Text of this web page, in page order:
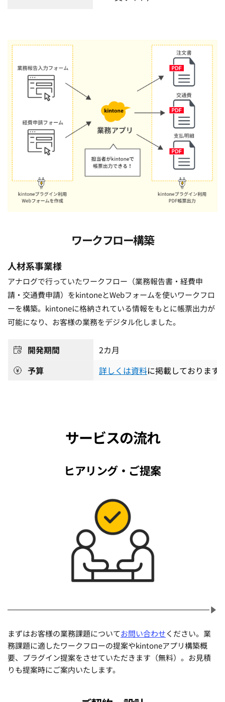
ワークフロー構築
人材系事業様
アナログで行っていたワークフロー（業務報告書・経費申
請・交通費申請）をkintoneとWebフォームを使いワークフロ
ーを構築。kintoneに格納されている情報をもとに帳票出力が
可能になり、お客様の業務をデジタル化しました。
開発期間 2カ月
予算
詳しくは資料に掲載しております
サービスの流れ
ヒアリング・ご提案
まずはお客様の業務課題についてお問い合わせください。業
務課題に適したワークフローの提案やkintoneアプリ構築概
要、プラグイン提案をさせていただきます（無料）。お見積
りも提案時にご案内いたします。